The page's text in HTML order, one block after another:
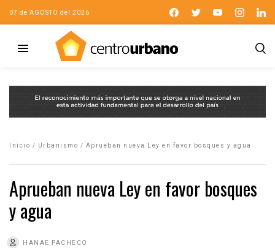
07 de AGOSTO del 2026
Inicio / Urbanismo / Aprueban nueva Ley en favor bosques y agua
Aprueban nueva Ley en favor bosques
y agua
HANAE PACHECO